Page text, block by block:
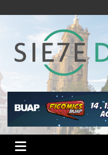
al
Semanario 7